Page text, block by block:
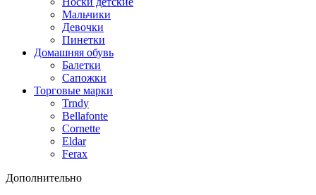
Мальчики
Девочки
Пинетки
Домашняя обувь
Балетки
Сапожки
Торговые марки
Trndy
Bellafonte
Cornette
Eldar
Ferax
Дополнительно